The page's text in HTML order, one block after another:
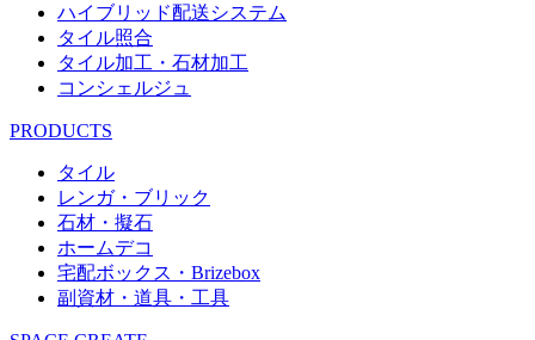
ハイブリッド配送システム
タイル照合
タイル加工・石材加工
コンシェルジュ
PRODUCTS
タイル
レンガ・ブリック
石材・擬石
ホームデコ
宅配ボックス・Brizebox
副資材・道具・工具